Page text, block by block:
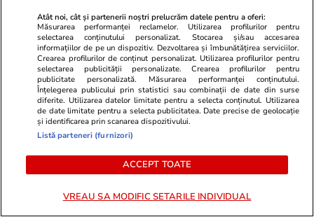
Lifestyle 12:57
Scuza incredibilă a unei șoferițe
care a parcat ilegal: „Am plecat
să…”. Biletul viral care a cucerit
internetul
Lifestyle
Faimoșii
costă o
primul
Atât noi, cât și partenerii noștri prelucrăm datele pentru a oferi:
Măsurarea performanței reclamelor. Utilizarea profilurilor pentru
selectarea conținutului personalizat. Stocarea și/sau accesarea
informațiilor de pe un dispozitiv. Dezvoltarea și îmbunătățirea serviciilor.
Crearea profilurilor de conținut personalizat. Utilizarea profilurilor pentru
selectarea publicității personalizate. Crearea profilurilor pentru
publicitate personalizată. Măsurarea performanței conținutului.
Înțelegerea publicului prin statistici sau combinații de date din surse
diferite. Utilizarea datelor limitate pentru a selecta conținutul. Utilizarea
de date limitate pentru a selecta publicitatea. Date precise de geolocație
și identificarea prin scanarea dispozitivului.
Listă parteneri (furnizori)
ACCEPT TOATE
VREAU SA MODIFIC SETARILE INDIVIDUAL